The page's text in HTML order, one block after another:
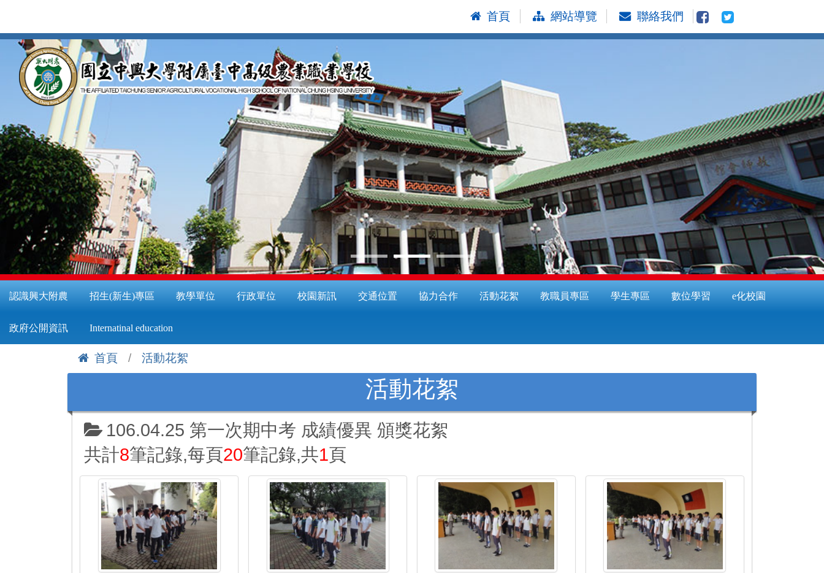
到
區
首頁 網站導覽 聯絡我們
認識興大附農 招生(新生)專區 教學單位 行政單位 校園新訊 交通位置 協力合作 活動花絮 教職員專區 學生專區 數位學習 e化校園
政府公開資訊 Internatinal education
首頁
活動花絮
活動花絮
106.04.25 第一次期中考 成績優異 頒獎花絮
共計8筆記錄,每頁20筆記錄,共1頁